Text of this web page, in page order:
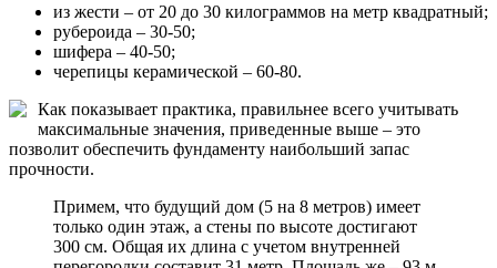
из жести – от 20 до 30 килограммов на метр квадратный;
рубероида – 30-50;
шифера – 40-50;
черепицы керамической – 60-80.
Как показывает практика, правильнее всего учитывать
максимальные значения, приведенные выше – это
позволит обеспечить фундаменту наибольший запас
прочности.
Примем, что будущий дом (5 на 8 метров) имеет
только один этаж, а стены по высоте достигают
300 см. Общая их длина с учетом внутренней